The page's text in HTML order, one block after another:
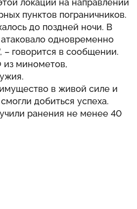
пунктов пограничников.
до поздней ночи. В
одновременно
– говорится в сообщении.
из минометов,
в живой силе и
добиться успеха.
ранения не менее 40